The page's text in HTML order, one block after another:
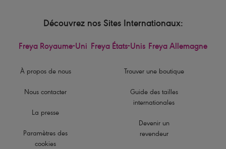
À propos de nous
Nous contacter
La presse
Paramètres des
cookies
Découvrez nos Sites Internationaux:
Freya Royaume-Uni Freya États-Unis Freya Allemagne
Trouver une boutique
Guide des tailles
internationales
Devenir un
revendeur